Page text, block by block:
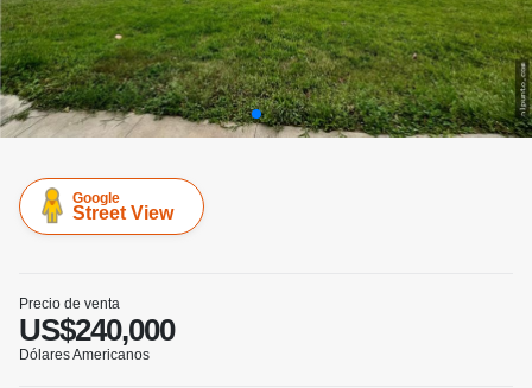
Google
Street View
Precio de venta
US$240,000
Dólares Americanos